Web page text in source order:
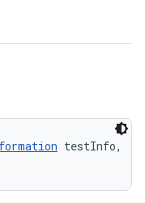
testInfo,